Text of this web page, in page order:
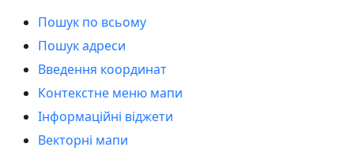
Пошук по всьому
Пошук адреси
Введення координат
Контекстне меню мапи
Інформаційні віджети
Векторні мапи